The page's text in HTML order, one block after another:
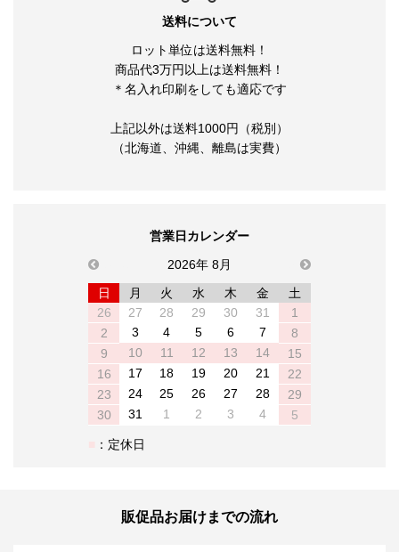
送料について
ロット単位は送料無料！
商品代3万円以上は送料無料！
＊名入れ印刷をしても適応です
上記以外は送料1000円（税別）
（北海道、沖縄、離島は実費）
営業日カレンダー
previous
2026年 8月
next
日
月 火 水 木 金
土
26
27 28 29 30 31
1
2
3 4 5 6 7
8
9
10 11 12 13 14
15
16
17 18 19 20 21
22
23
24 25 26 27 28
29
30
31 1 2 3 4 5
：定休日
販促品お届けまでの流れ